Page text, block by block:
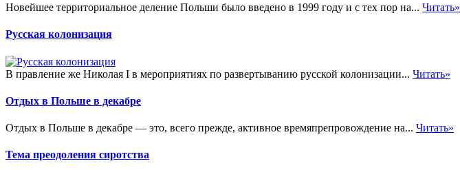
Новейшее территориальное деление Польши было введено в 1999 году и с тех пор на... Читать»
Русская колонизация
В правление же Николая I в мероприятиях по развертыванию русской колонизации... Читать»
Отдых в Польше в декабре
Отдых в Польше в декабре — это, всего прежде, активное времяпрепровождение на... Читать»
Тема преодоления сиротства